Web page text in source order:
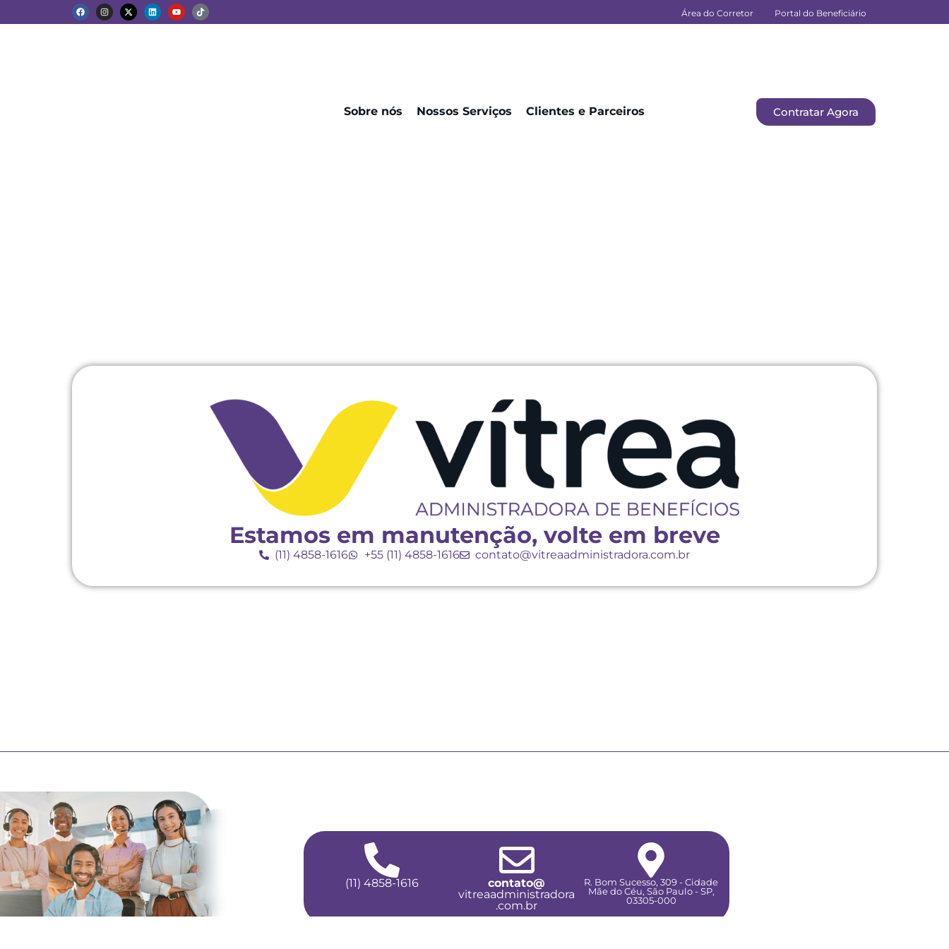
Área do Corretor Portal do Beneficiário
Sobre nós Nossos Serviços Clientes e Parceiros Contratar Agora
Estamos em manutenção, volte em breve
(11) 4858-1616 +55 (11) 4858-1616 contato@vitreaadministradora.com.br
(11) 4858-1616
contato@
vitreaadministradora
.com.br
R. Bom Sucesso, 309 - Cidade
Mãe do Céu, São Paulo - SP,
03305-000